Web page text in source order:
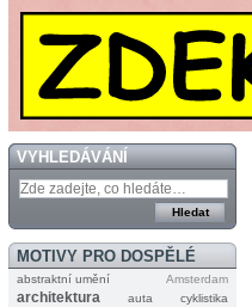
VYHLEDÁVÁNÍ
MOTIVY PRO DOSPĚLÉ
abstraktní umění Amsterdam
architektura auta
cyklistika